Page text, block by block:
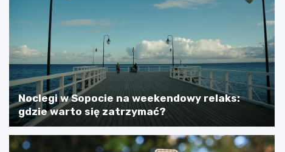
Noclegi w Sopocie na weekendowy relaks:
gdzie warto się zatrzymać?